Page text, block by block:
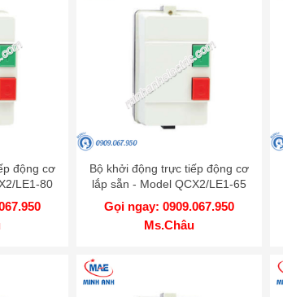
động cơ
LE1-80
Bộ khởi động trực tiếp động cơ
lắp sẵn - Model QCX2/LE1-65
Gọi ngay: 0909.067.950
Ms.Châu